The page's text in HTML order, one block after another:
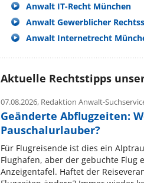
Anwalt IT-Recht München
Anwalt Gewerblicher
Anwalt Internetrecht
Aktuelle Rechtstipps
07.08.2026, Redaktion Anwalt-
Geänderte Abflugzeiten:
Pauschalurlauber?
Für Flugreisende ist dies ein
Flughafen, aber der gebuchte Flug
Anzeigentafel. Haftet der